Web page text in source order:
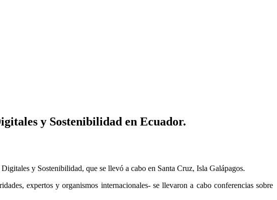
y Sostenibilidad en Ecuador.
y Sostenibilidad, que se llevó a cabo en Santa Cruz, Isla Galápagos.
expertos y organismos internacionales- se llevaron a cabo conferencias sobre